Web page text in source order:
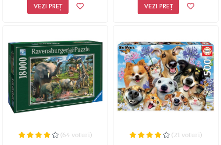
VEZI PREȚ VEZI PREȚ
(64 voturi) (21 voturi)